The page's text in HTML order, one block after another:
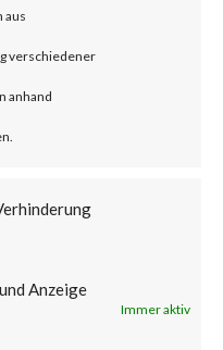
aus
verschiedener
anhand
Anzeige
Immer aktiv
the
Both
been added
Solution?
there is